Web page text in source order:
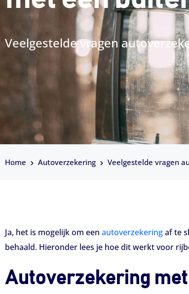
Veelgestelde vragen
Home Autoverzekering Veelgestelde vragen
Ja, het is mogelijk om een autoverzekeringaf te
behaald. Hieronder lees je hoe dit werkt voor
Autoverzekering